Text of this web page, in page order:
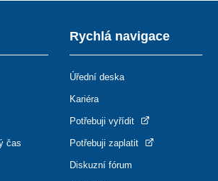
čas
Rychlá navigace
Úřední deska
Kariéra
Potřebuji vyřídit
Potřebuji zaplatit
Diskuzní fórum